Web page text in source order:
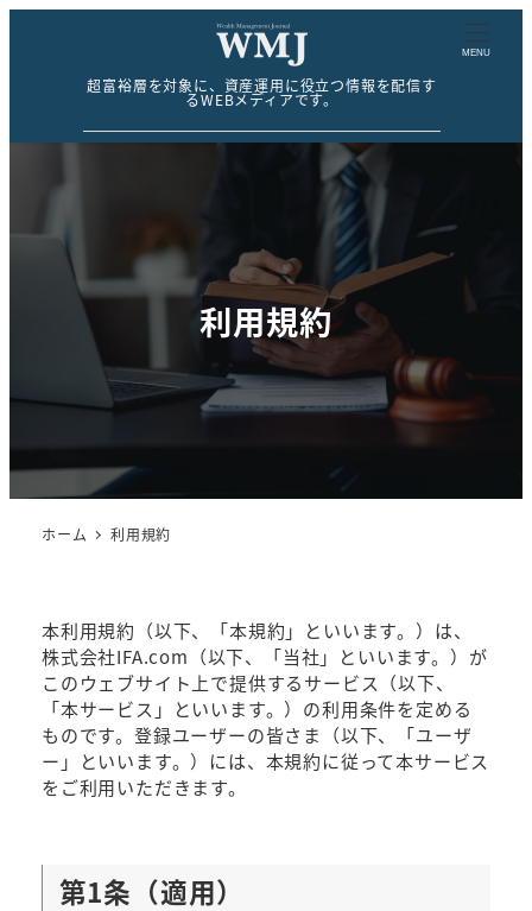
超富裕層を対象に、資産運用に役立つ情報を配信す
るWEBメディアです。
MENU
利用規約
ホーム 利用規約
本利用規約（以下、「本規約」といいます。）は、
株式会社IFA.com（以下、「当社」といいます。）が
このウェブサイト上で提供するサービス（以下、
「本サービス」といいます。）の利用条件を定める
ものです。登録ユーザーの皆さま（以下、「ユーザ
ー」といいます。）には、本規約に従って本サービス
をご利用いただきます。
第1条（適用）